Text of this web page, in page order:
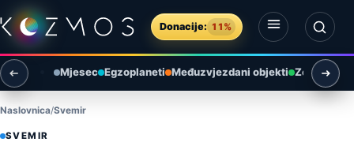
Preskoči na sadržaj
Donacije: 11%
Otvori izbornik
Otvori pretragu
Mjesec Egzoplaneti Međuzvjezdani objekti Zemlja i
Naslovnica Svemir
SVEMIR